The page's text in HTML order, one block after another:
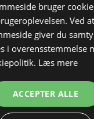
vores
gode tilbud og
smykkefremstilling.
dig vores
bruger
Ved
giver du
i overensstemmelse
Læs mere
ACCEPTER ALLE